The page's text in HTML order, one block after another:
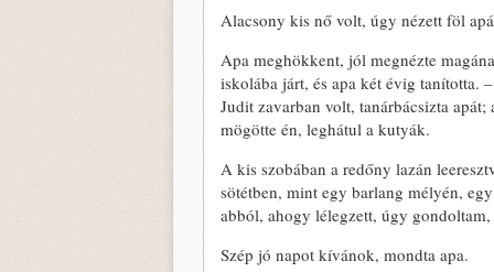
Alacsony kis nő volt, úgy nézett föl
Apa meghökkent, jól megnézte
iskolába járt, és apa két évig tanította.
Judit zavarban volt, tanárbácsizta
mögötte én, leghátul a kutyák.
A kis szobában a redőny lazán
sötétben, mint egy barlang mélyén,
abból, ahogy lélegzett, úgy
Szép jó napot kívánok, mondta apa.